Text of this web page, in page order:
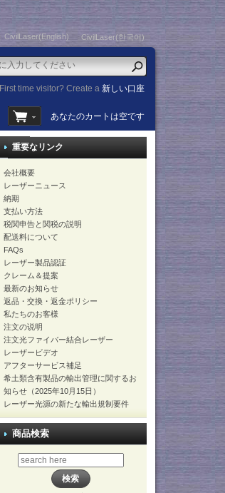
CivilLaser(English) CivilLaser(한국어)
First time visitor? Create a新しい口座
あなたのカートは空です
重要なリンク
会社概要
レーザーニュース
納期
支払い方法
税関申告と関税の説明
配送料について
FAQs
レーザー製品認証
クレーム＆提案
最新のお知らせ
返品・交換・返金ポリシー
私たちのお客様
注文の说明
注文光ファイバー結合レーザー
レーザービデオ
アフターサービス補足
希土類含有製品の輸出管理に関するお
知らせ（2025年10月15日）
レーザー光源の新たな輸出規制要件
商品検索